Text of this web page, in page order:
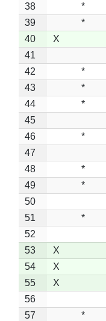
38
*
39
*
40
X
41
42
*
43
*
44
*
45
46
*
47
48
*
49
*
50
51
*
52
53
X
54
X
55
X
56
57
*